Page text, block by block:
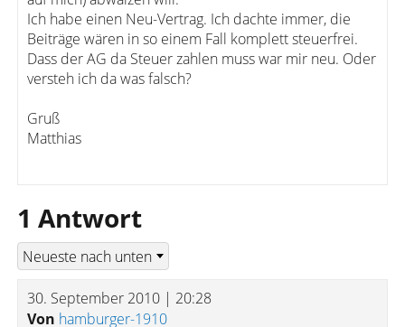
Ich habe einen Neu-Vertrag. Ich dachte immer, die
Beiträge wären in so einem Fall komplett steuerfrei.
Dass der AG da Steuer zahlen muss war mir neu. Oder
versteh ich da was falsch?
Gruß
Matthias
1 Antwort
30. September 2010 | 20:28
Von hamburger-1910